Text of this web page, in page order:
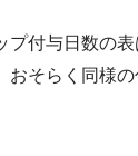
プ付与日数の
おそらく同様